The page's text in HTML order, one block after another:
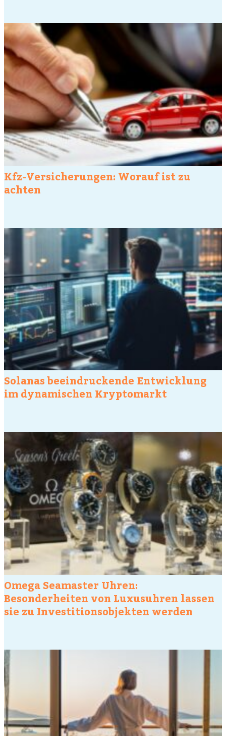
Kfz-Versicherungen: Worauf ist zu
achten
Solanas beeindruckende Entwicklung
im dynamischen Kryptomarkt
Omega Seamaster Uhren:
Besonderheiten von Luxusuhren lassen
sie zu Investitionsobjekten werden